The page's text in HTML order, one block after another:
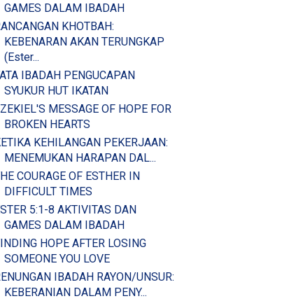
GAMES DALAM IBADAH
KHOTBAH:
KEBENARAN AKAN TERUNGKAP
(Ester...
IBADAH PENGUCAPAN
SYUKUR HUT IKATAN
MESSAGE OF HOPE FOR
BROKEN HEARTS
KEHILANGAN PEKERJAAN:
MENEMUKAN HARAPAN DAL...
COURAGE OF ESTHER IN
DIFFICULT TIMES
5:1-8 AKTIVITAS DAN
GAMES DALAM IBADAH
HOPE AFTER LOSING
SOMEONE YOU LOVE
IBADAH RAYON/UNSUR:
KEBERANIAN DALAM PENY...